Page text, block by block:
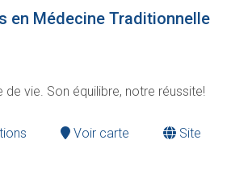
en Médecine Traditionnelle
vie. Son équilibre, notre réussite!
Voir carte
Site